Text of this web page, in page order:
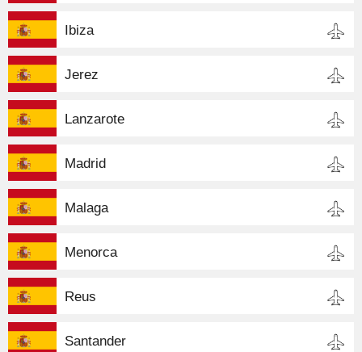
Ibiza
Jerez
Lanzarote
Madrid
Malaga
Menorca
Reus
Santander